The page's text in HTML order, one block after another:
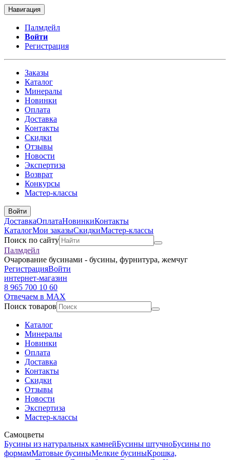
Навигация
Палмдейл
Войти
Регистрация
Заказы
Каталог
Минералы
Новинки
Оплата
Доставка
Контакты
Скидки
Отзывы
Новости
Экспертиза
Возврат
Конкурсы
Мастер-классы
Войти
ДоставкаОплатаНовинкиКонтакты
КаталогМои заказыСкидкиМастер-классы
Поиск по сайту
Палмдейл
Очарование бусинами - бусины, фурнитура, жемчуг
РегистрацияВойти
интернет-магазин
8 965 700 10 60
Отвечаем в MAX
Поиск товаров
Каталог
Минералы
Новинки
Оплата
Доставка
Контакты
Скидки
Отзывы
Новости
Экспертиза
Мастер-классы
Самоцветы
Бусины из натуральных камнейБусины штучноБусины по
формамМатовые бусиныМелкие бусиныКрошка,